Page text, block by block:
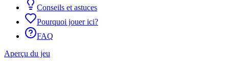
Conseils et astuces
Pourquoi jouer ici?
FAQ
Aperçu du jeu